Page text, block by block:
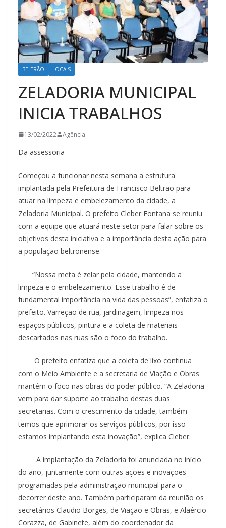
BELTRÃO LOCAIS
ZELADORIA MUNICIPAL
INICIA TRABALHOS
13/02/2022 Agência
Da assessoria
Começou a funcionar nesta semana a estrutura
implantada pela Prefeitura de Francisco Beltrão para
atuar na limpeza e embelezamento da cidade, a
Zeladoria Municipal. O prefeito Cleber Fontana se reuniu
com a equipe que atuará neste setor para falar sobre os
objetivos desta iniciativa e a importância desta ação para
a população beltronense.
“Nossa meta é zelar pela cidade, mantendo a
limpeza e o embelezamento. Esse trabalho é de
fundamental importância na vida das pessoas”, enfatiza o
prefeito. Varreção de rua, jardinagem, limpeza nos
espaços públicos, pintura e a coleta de materiais
descartados nas ruas são o foco do trabalho.
O prefeito enfatiza que a coleta de lixo continua
com o Meio Ambiente e a secretaria de Viação e Obras
mantém o foco nas obras do poder público. “A Zeladoria
vem para dar suporte ao trabalho destas duas
secretarias. Com o crescimento da cidade, também
temos que aprimorar os serviços públicos, por isso
estamos implantando esta inovação”, explica Cleber.
A implantação da Zeladoria foi anunciada no início
do ano, juntamente com outras ações e inovações
programadas pela administração municipal para o
decorrer deste ano. Também participaram da reunião os
secretários Claudio Borges, de Viação e Obras, e Alaércio
Corazza, de Gabinete, além do coordenador da